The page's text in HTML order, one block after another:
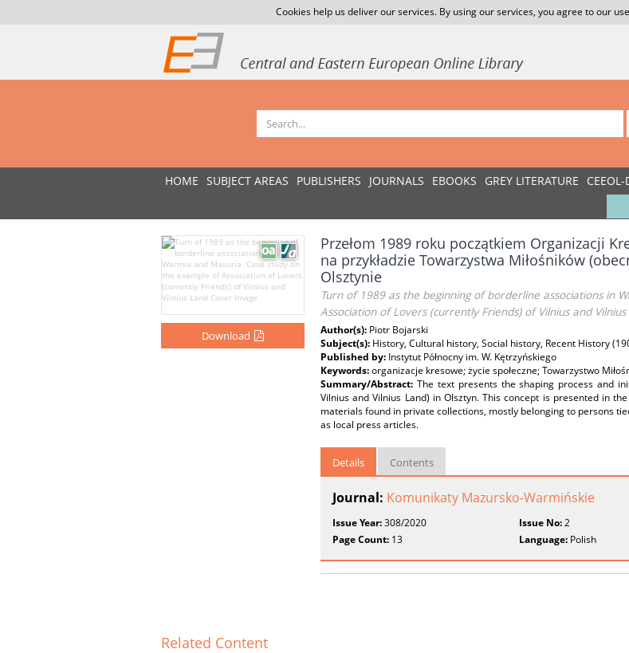
Cookies help us deliver our services. By using our services, you agree to our
HOME SUBJECT AREAS PUBLISHERS JOURNALS EBOOKS GREY LITERATURE CEEOL-
Download
Przełom 1989 roku początkiem Organizacji
na przykładzie Towarzystwa Miłośników
Olsztynie
Turn of 1989 as the beginning of borderline associations in
Association of Lovers (currently Friends) of Vilnius and Vilnius
Author(s): Piotr Bojarski
Subject(s): History, Cultural history, Social history, Recent History
Published by: Instytut Północny im. W. Kętrzyńskiego
Keywords:organizacje kresowe; życie społeczne; Towarzystwo
Summary/Abstract: The text presents the shaping process and
Vilnius and Vilnius Land) in Olsztyn. This concept is presented in
materials found in private collections, mostly belonging to persons
as local press articles.
Details Contents
Journal: Komunikaty Mazursko-Warmińskie
Issue Year:308/2020 Issue No:2
Page Count: 13 Language: Polish
Related Content